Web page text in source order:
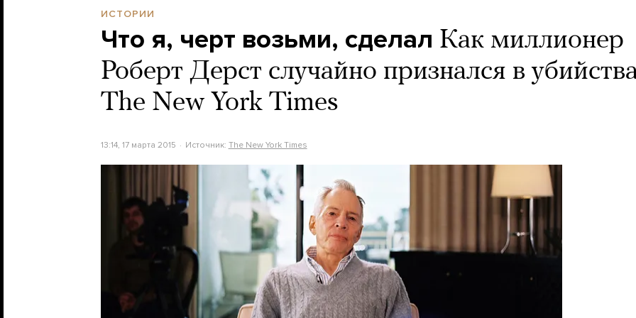
ИСТОРИИ
Что я, черт возьми, сделал Как миллионер
Роберт Дерст случайно признался в
The New York Times
13:14, 17 марта 2015 Источник: The New York Times